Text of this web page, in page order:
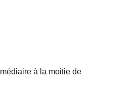
à la moitie de